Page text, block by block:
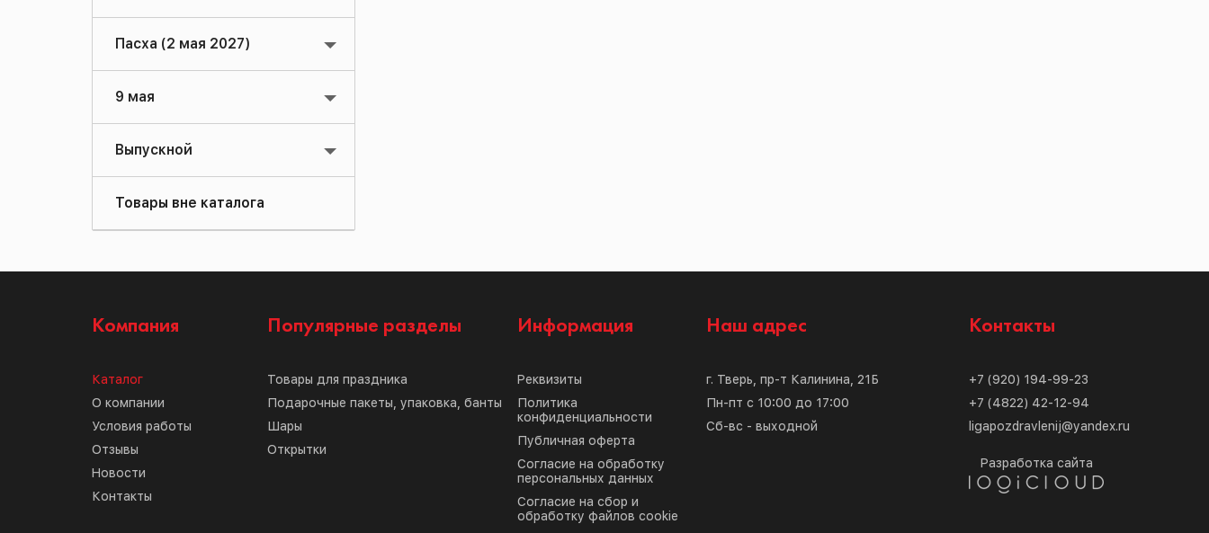
Пасха (2 мая 2027)
9 мая
Выпускной
Товары вне каталога
Компания
Каталог
О компании
Условия работы
Отзывы
Новости
Контакты
Популярные разделы
Товары для праздника
Подарочные пакеты, упаковка, банты
Шары
Открытки
Информация
Реквизиты
Политика
конфиденциальности
Публичная оферта
Согласие на обработку
персональных данных
Согласие на сбор и
обработку файлов cookie
Наш адрес
г. Тверь, пр-т Калинина, 21Б
Пн-пт с 10:00 до 17:00
Сб-вс - выходной
Контакты
+7 (920) 194-99-23
+7 (4822) 42-12-94
ligapozdravlenij@yandex.ru
Разработка сайта